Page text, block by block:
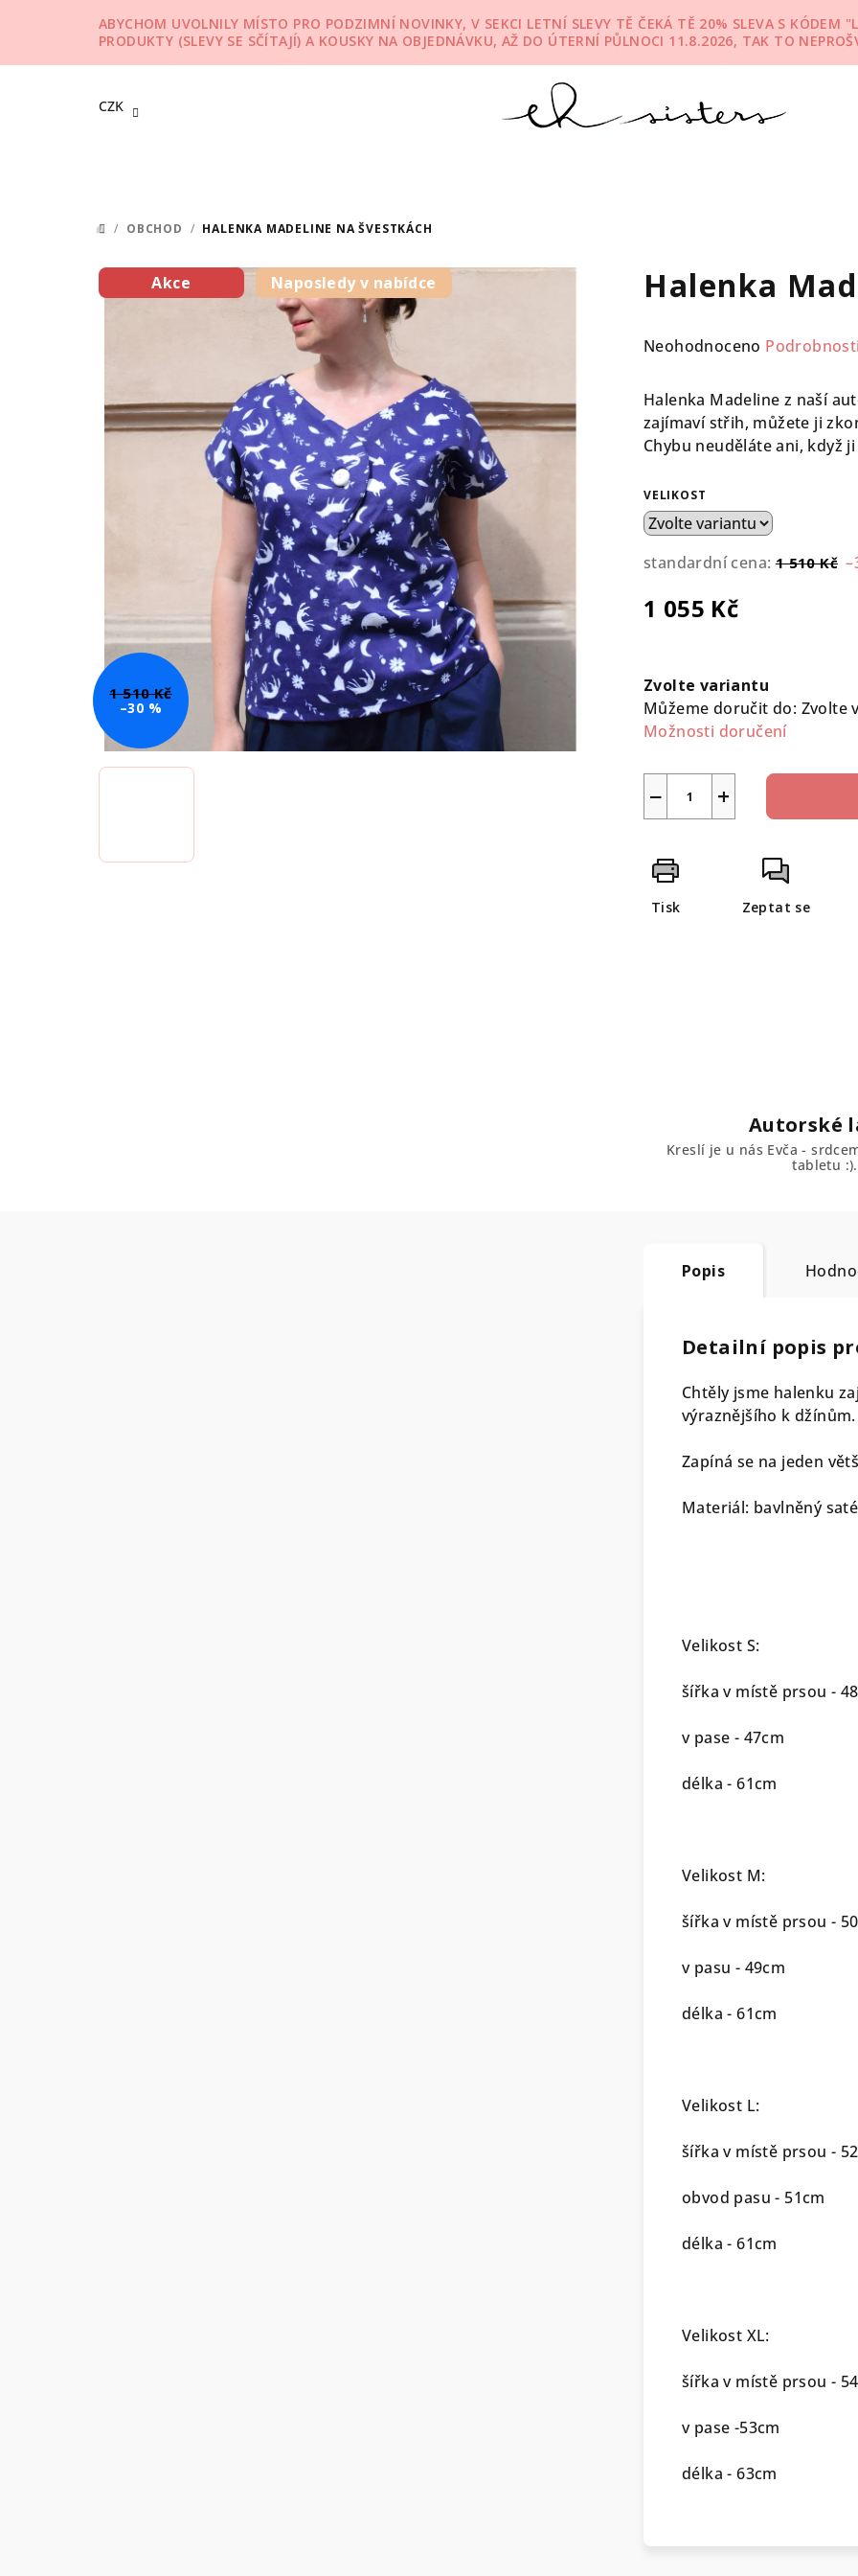
ABYCHOM UVOLNILY MÍSTO PRO PODZIMNÍ NOVINKY, V SEKCI LETNÍ SLEVY TĚ ČEKÁ TĚ 20% SLEVA S KÓDEM
PRODUKTY (SLEVY SE SČÍTAJÍ) A KOUSKY NA OBJEDNÁVKU, AŽ DO ÚTERNÍ PŮLNOCI 11.8.2026, TAK TO
CZK
DOMŮ
/ OBCHOD / HALENKA MADELINE NA ŠVESTKÁCH
Halenka
Průměrné
produktu
0,0
hvězdiček.
Neohodnoceno
Halenka Madeline z naší
zajímaví střih, můžete ji
Chybu neuděláte ani, když
VELIKOST
standardní cena: 1 510 Kč
1 055 Kč
cena:
Zvolte variantu
Můžeme doručit do: Zvolte
Možnosti doručení
+
−
Tisk Zeptat se
Akce Naposledy v nabídce
1 510 Kč
–30 %
Autorské
Kreslí je u nás Evča -
tabletu :).
Popis
Detailní popis
Chtěly jsme halenku
výraznějšího k
Zapíná se na jeden
Materiál: bavlněný
Velikost S:
šířka v místě prsou -
v pase - 47cm
délka - 61cm
Velikost M:
šířka v místě prsou -
v pasu - 49cm
délka - 61cm
Velikost L:
šířka v místě prsou -
obvod pasu - 51cm
délka - 61cm
Velikost XL:
šířka v místě prsou -
v pase -53cm
délka - 63cm